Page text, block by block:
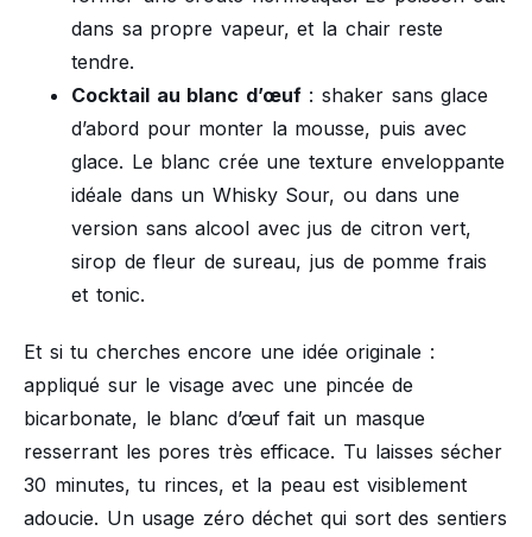
dans sa propre vapeur, et la chair reste
tendre.
Cocktail au blanc d’œuf: shaker sans glace
d’abord pour monter la mousse, puis avec
glace. Le blanc crée une texture enveloppante
idéale dans un Whisky Sour, ou dans une
version sans alcool avec jus de citron vert,
sirop de fleur de sureau, jus de pomme frais
et tonic.
Et si tu cherches encore une idée originale :
appliqué sur le visage avec une pincée de
bicarbonate, le blanc d’œuf fait un masque
resserrant les pores très efficace. Tu laisses sécher
30 minutes, tu rinces, et la peau est visiblement
adoucie. Un usage zéro déchet qui sort des sentiers